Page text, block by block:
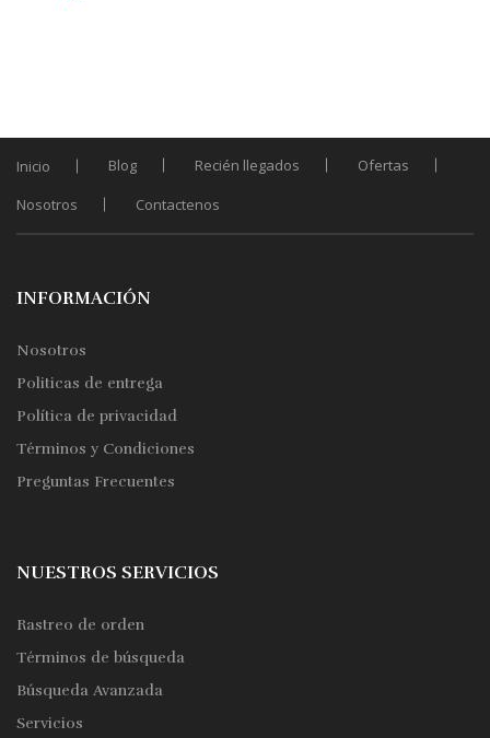
Inicio Blog Recién llegados
Ofertas
Nosotros
Contactenos
INFORMACIÓN
Nosotros
Politicas de entrega
Política de privacidad
Términos y Condiciones
Preguntas Frecuentes
NUESTROS SERVICIOS
Rastreo de orden
Términos de búsqueda
Búsqueda Avanzada
Servicios